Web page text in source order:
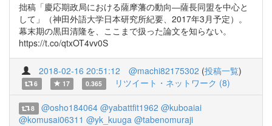
拙稿「慶応期政局における薩摩藩の動向―薩長同盟を中心と
して」（神田外語大学日本研究所紀要、2017年3月予定）。
幕末期の黒田清隆を、ここまで扱った論文を知らない。
https://t.co/qtxOT4vv0S
2018-02-16 20:51:12 @machi82175302 (投稿一覧)
6 17 0.365 リツイート・ネットワーク (8)
8 @osho184064 @yabattfit1962 @kuboaiai
@komusai06311 @yk_kuuga @tabenomuraji